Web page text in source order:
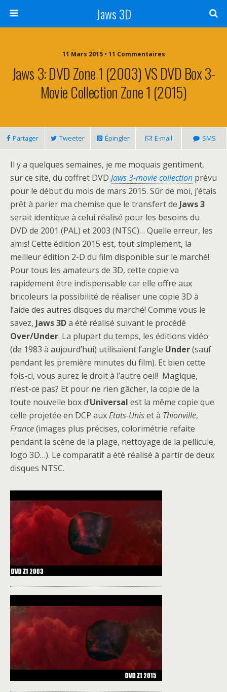
Jaws 3D
11 Mars 2015 • 11 Commentaires
Jaws 3: DVD Zone 1 (2003) VS DVD Box 3-
Movie Collection Zone 1 (2015)
Partager Tweeter Épingler E-mail SMS
Il y a quelques semaines, je me moquais gentiment,
sur ce site, du coffret DVD Jaws 3-movie collection prévu
pour le début du mois de mars 2015. Sûr de moi, j’étais
prêt à parier ma chemise que le transfert de Jaws 3
serait identique à celui réalisé pour les besoins du
DVD de 2001 (PAL) et 2003 (NTSC)… Quelle erreur, les
amis! Cette édition 2015 est, tout simplement, la
meilleur édition 2-D du film disponible sur le marché!
Pour tous les amateurs de 3D, cette copie va
rapidement être indispensable car elle offre aux
bricoleurs la possibilité de réaliser une copie 3D à
l’aide des autres disques du marché! Comme vous le
savez, Jaws 3Da été réalisé suivant le procédé
Over/Under. La plupart du temps, les éditions vidéo
(de 1983 à aujourd’hui) utilisaient l’angle Under(sauf
pendant les première minutes du film). Et bien cette
fois-ci, vous aurez le droit à l’autre oeil! Magique,
n’est-ce pas? Et pour ne rien gâcher, la copie de la
toute nouvelle box d’Universal est la même copie que
celle projetée en DCP auxEtats-Uniset à Thionville,
France(images plus précises, colorimétrie refaite
pendant la scène de la plage, nettoyage de la pellicule,
logo 3D…). Le comparatif a été réalisé à partir de deux
disques NTSC.